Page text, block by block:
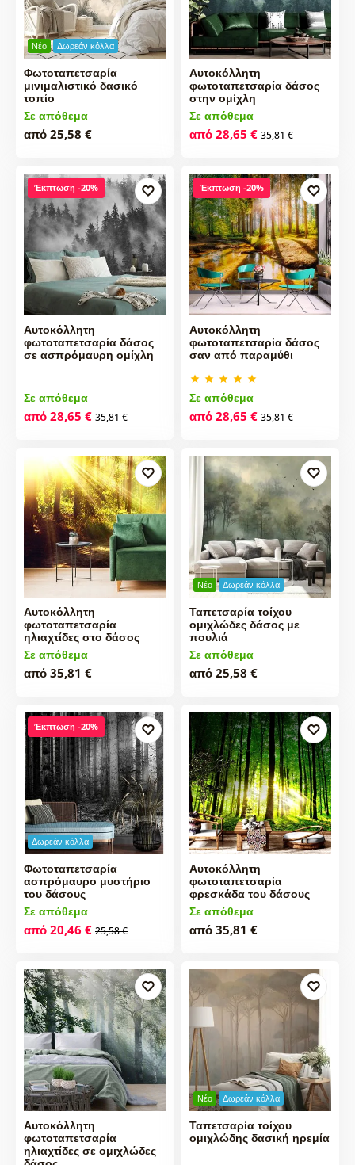
Νέο Δωρεάν κόλλα
Φωτοταπετσαρία
μινιμαλιστικό δασικό
τοπίο
Σε απόθεμα
από 25,58 €
Αυτοκόλλητη
φωτοταπετσαρία δάσος
στην ομίχλη
Σε απόθεμα
από 28,65 € 35,81 €
Έκπτωση -20%
Αυτοκόλλητη
φωτοταπετσαρία δάσος
σε ασπρόμαυρη ομίχλη
Σε απόθεμα
από 28,65 € 35,81 €
Έκπτωση -20%
Αυτοκόλλητη
φωτοταπετσαρία δάσος
σαν από παραμύθι
Σε απόθεμα
από 28,65 € 35,81 €
Αυτοκόλλητη
φωτοταπετσαρία
ηλιαχτίδες στο δάσος
Σε απόθεμα
από 35,81 €
Νέο Δωρεάν κόλλα
Ταπετσαρία τοίχου
ομιχλώδες δάσος με
πουλιά
Σε απόθεμα
από 25,58 €
Δωρεάν κόλλα
Έκπτωση -20%
Φωτοταπετσαρία
ασπρόμαυρο μυστήριο
του δάσους
Σε απόθεμα
από 20,46 € 25,58 €
Αυτοκόλλητη
φωτοταπετσαρία
φρεσκάδα του δάσους
Σε απόθεμα
από 35,81 €
Αυτοκόλλητη
φωτοταπετσαρία
ηλιαχτίδες σε ομιχλώδες
Νέο Δωρεάν κόλλα
Ταπετσαρία τοίχου
ομιχλώδης δασική ηρεμία